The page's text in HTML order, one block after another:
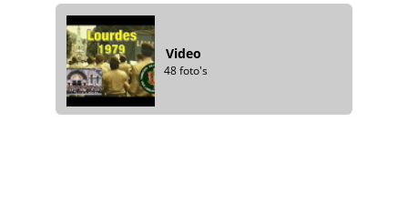
Video
48 foto's